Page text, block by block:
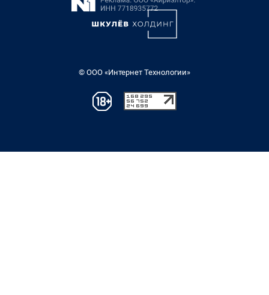
© ООО «Интернет Технологии»